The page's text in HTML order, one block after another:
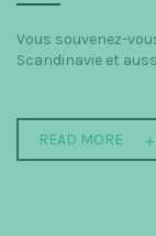
Vous souvenez-
Scandinavie et
READ MORE